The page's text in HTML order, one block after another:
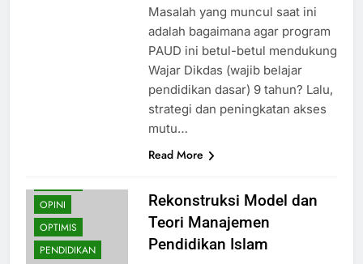
Masalah yang muncul saat ini
adalah bagaimana agar program
PAUD ini betul-betul mendukung
Wajar Dikdas (wajib belajar
pendidikan dasar) 9 tahun? Lalu,
strategi dan peningkatan akses
mutu…
Read More
OPINI
OPTIMIS
PENDIDIKAN
Rekonstruksi Model dan
Teori Manajemen
Pendidikan Islam